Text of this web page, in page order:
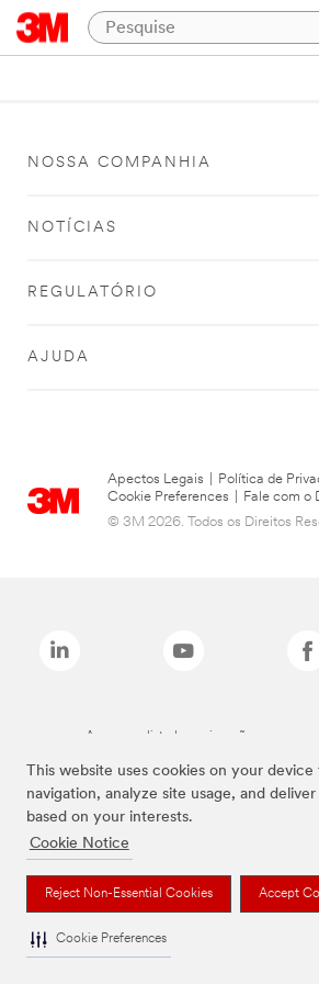
This website uses cookies on your
navigation, analyze site usage, and
based on your interests.
Cookie Notice
Reject Non-Essential Cookies Accept
Cookie Preferences
NOSSA COMPANHIA
NOTÍCIAS
REGULATÓRIO
AJUDA
Apectos Legais Política de
Cookie Preferences
Fale com o
© 3M 2026. Todos os Direitos
As marcas listadas a cima são marcas